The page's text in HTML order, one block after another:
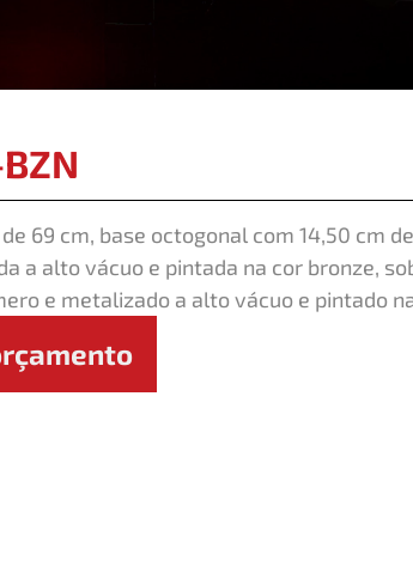
69 cm, base octogonal com 14,50 cm
a alto vácuo e pintada na cor bronze,
e metalizado a alto vácuo e pintado